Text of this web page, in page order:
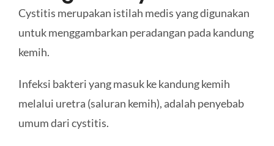
Cystitis merupakan istilah medis yang digunakan
untuk menggambarkan peradangan pada kandung
kemih.
Infeksi bakteri yang masuk ke kandung kemih
melalui uretra (saluran kemih), adalah penyebab
umum dari cystitis.